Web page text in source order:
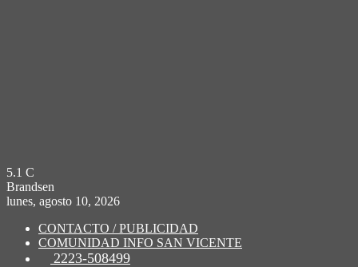
5.1 C
Brandsen
lunes, agosto 10, 2026
CONTACTO / PUBLICIDAD
COMUNIDAD INFO SAN VICENTE
2223-508499